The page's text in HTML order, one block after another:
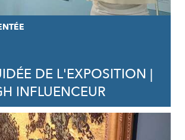
DE L'EXPOSITION |
INFLUENCEUR